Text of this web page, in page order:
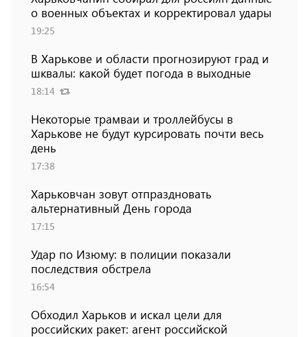
о военных объектах и ​​корректировал удары
19:25
В Харькове и области прогнозируют град и
шквалы: какой будет погода в выходные
18:14
Некоторые трамваи и троллейбусы в
Харькове не будут курсировать почти весь
день
17:38
Харьковчан зовут отпраздновать
альтернативный День города
17:15
Удар по Изюму: в полиции показали
последствия обстрела
16:54
Обходил Харьков и искал цели для
российских ракет: агент российской